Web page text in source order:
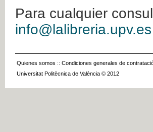
Para cualquier
info@lalibreria.upv.es
Quienes somos :: Condiciones generales de
Universitat Politècnica de València © 2012